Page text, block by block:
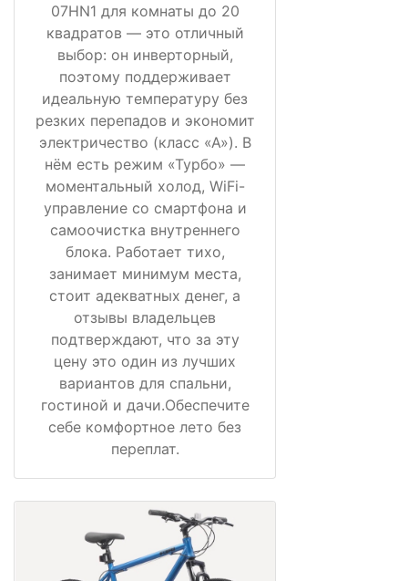
07HN1 для комнаты до 20
квадратов — это отличный
выбор: он инверторный,
поэтому поддерживает
идеальную температуру без
резких перепадов и экономит
электричество (класс «А»). В
нём есть режим «Турбо» —
моментальный холод, WiFi-
управление со смартфона и
самоочистка внутреннего
блока. Работает тихо,
занимает минимум места,
стоит адекватных денег, а
отзывы владельцев
подтверждают, что за эту
цену это один из лучших
вариантов для спальни,
гостиной и дачи.Обеспечите
себе комфортное лето без
переплат.